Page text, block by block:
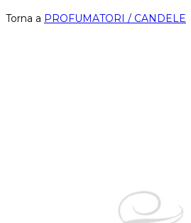
Torna a PROFUMATORI / CANDELE